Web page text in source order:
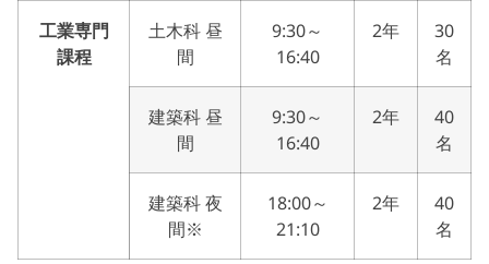
工業専門
課程
土木科 昼
間
9:30～
16:40
2年
30
名
建築科 昼
間
9:30～
16:40
2年
40
名
建築科 夜
間※
18:00～
21:10
2年
40
名